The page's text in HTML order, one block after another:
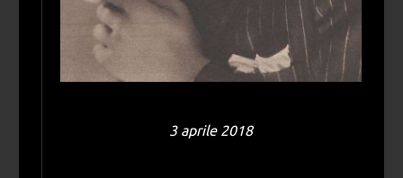
3 aprile 2018